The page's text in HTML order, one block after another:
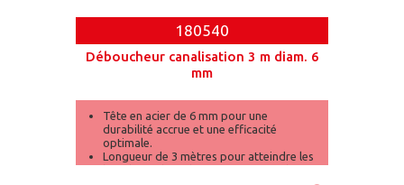
180540
Déboucheur canalisation 3 m diam. 6
mm
Tête en acier de 6 mm pour une
durabilité accrue et une efficacité
optimale.
Longueur de 3 mètres pour atteindre les
bouchons dans des tuyaux profonds.